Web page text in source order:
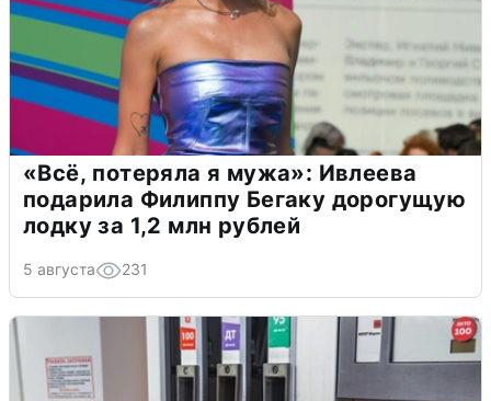
«Всё, потеряла я мужа»: Ивлеева
подарила Филиппу Бегаку дорогущую
лодку за 1,2 млн рублей
5 августа 231